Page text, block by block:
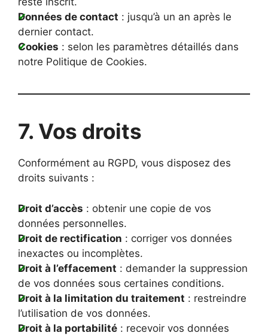
Données de contact : jusqu’à un an après le
dernier contact.
Cookies : selon les paramètres détaillés dans
notre Politique de Cookies.
7. Vos droits
Conformément au RGPD, vous disposez des
droits suivants :
Droit d’accès : obtenir une copie de vos
données personnelles.
Droit de rectification : corriger vos données
inexactes ou incomplètes.
Droit à l’effacement : demander la suppression
de vos données sous certaines conditions.
Droit à la limitation du traitement : restreindre
l’utilisation de vos données.
Droit à la portabilité : recevoir vos données